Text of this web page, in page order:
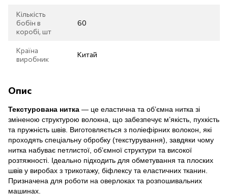
Кількість
бобін в
коробі, шт
60
Країна
виробник
Китай
Опис
Текстурована нитка — це еластична та об’ємна нитка зі
зміненою структурою волокна, що забезпечує м’якість, пухкість
та пружність швів. Виготовляється з поліефірних волокон, які
проходять спеціальну обробку (текстурування), завдяки чому
нитка набуває петлистої, об’ємної структури та високої
розтяжності. Ідеально підходить для обметування та плоских
швів у виробах з трикотажу, біфлексу та еластичних тканин.
Призначена для роботи на оверлоках та розпошивальних
машинах.